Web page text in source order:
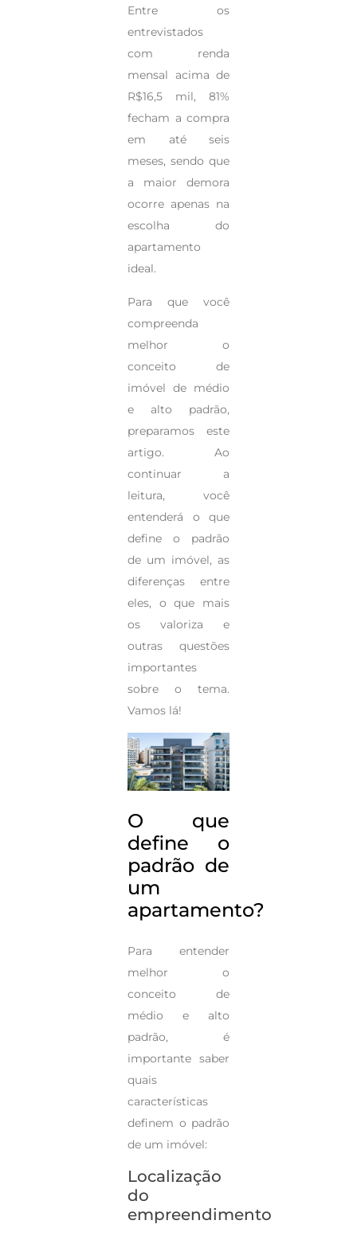
Entre os
entrevistados
com renda
mensal acima de
R$16,5 mil, 81%
fecham a compra
em até seis
meses, sendo que
a maior demora
ocorre apenas na
escolha do
apartamento
ideal.
Para que você
compreenda
melhor o
conceito de
imóvel de médio
e alto padrão,
preparamos este
artigo. Ao
continuar a
leitura, você
entenderá o que
define o padrão
de um imóvel, as
diferenças entre
eles, o que mais
os valoriza e
outras questões
importantes
sobre o tema.
Vamos lá!
O que
define o
padrão de
um
apartamento?
Para entender
melhor o
conceito de
médio e alto
padrão, é
importante saber
quais
características
definem o padrão
de um imóvel:
Localização
do
empreendimento